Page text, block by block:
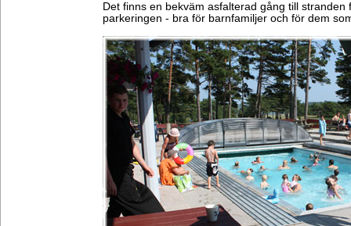
Det finns en bekväm asfalterad gång till stranden
parkeringen - bra för barnfamiljer och för dem